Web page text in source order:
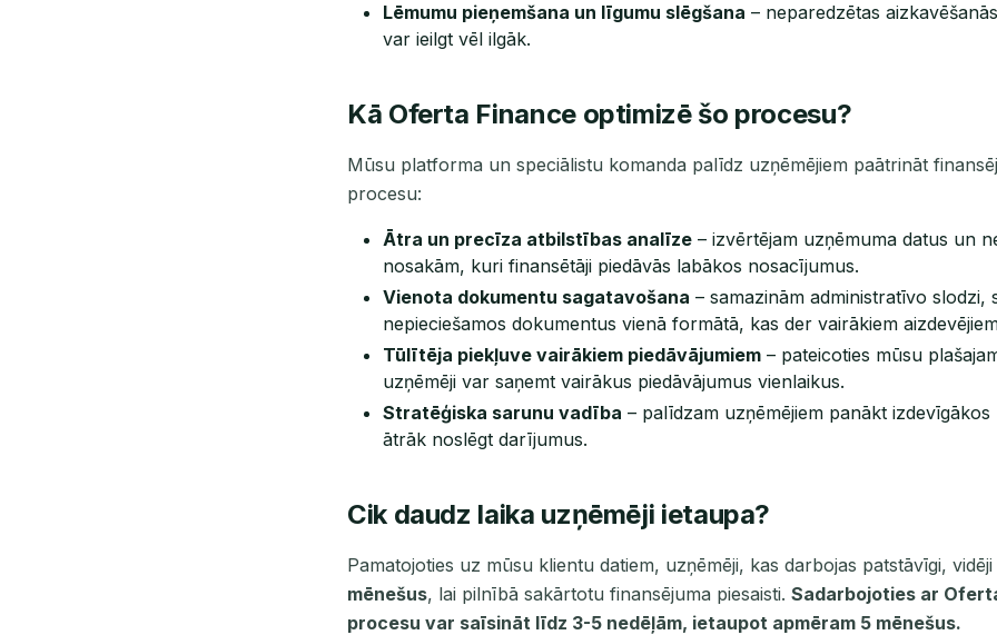
Lēmumu pieņemšana un līgumu slēgšana – neparedzētas
var ieilgt vēl ilgāk.
Kā Oferta Finance optimizē šo procesu?
Mūsu platforma un speciālistu komanda palīdz uzņēmējiem paātrināt
procesu:
Ātra un precīza atbilstības analīze – izvērtējam uzņēmuma datus un
nosakām, kuri finansētāji piedāvās labākos nosacījumus.
Vienota dokumentu sagatavošana – samazinām administratīvo slodzi,
nepieciešamos dokumentus vienā formātā, kas der vairākiem
Tūlītēja piekļuve vairākiem piedāvājumiem – pateicoties mūsu
uzņēmēji var saņemt vairākus piedāvājumus vienlaikus.
Stratēģiska sarunu vadība – palīdzam uzņēmējiem panākt
ātrāk noslēgt darījumus.
Cik daudz laika uzņēmēji ietaupa?
Pamatojoties uz mūsu klientu datiem, uzņēmēji, kas darbojas patstāvīgi,
mēnešus, lai pilnībā sakārtotu finansējuma piesaisti. Sadarbojoties ar
procesu var saīsināt līdz 3-5 nedēļām, ietaupot apmēram 5 mēnešus.